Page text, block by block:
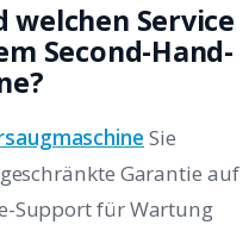
welchen Service
Second-Hand-
Sie
Garantie auf
Support für Wartung